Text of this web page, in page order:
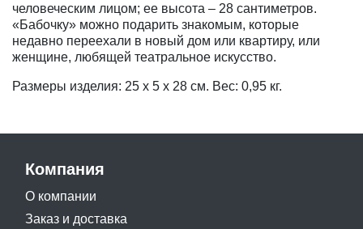
человеческим лицом; ее высота – 28 сантиметров.
«Бабочку» можно подарить знакомым, которые
недавно переехали в новый дом или квартиру, или
женщине, любящей театральное искусство.
Размеры изделия: 25 x 5 x 28 см. Вес: 0,95 кг.
Компания
О компании
Заказ и доставка